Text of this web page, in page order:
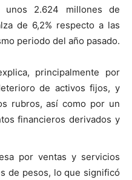
unos 2.624 millones de
de 6,2% respecto a las
periodo del año pasado.
principalmente por
de activos fijos, y
rubros, así como por un
financieros derivados y
por ventas y servicios
de pesos, lo que significó